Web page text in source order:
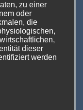
den
aus
wie
e-Vapor, IMist,
(um mal
zu einer
oder
die
dieser
werden